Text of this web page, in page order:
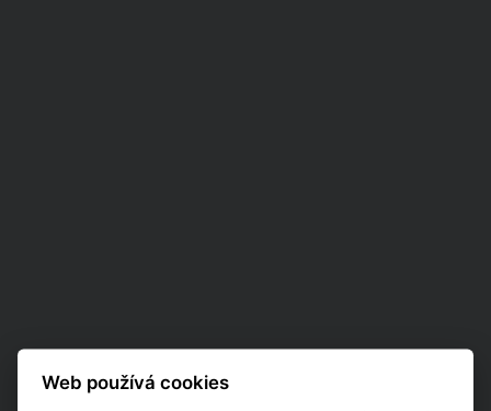
Web používá cookies